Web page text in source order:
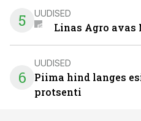
5 UUDISED
Linas Agro
6
UUDISED
Piima hind langes
protsenti